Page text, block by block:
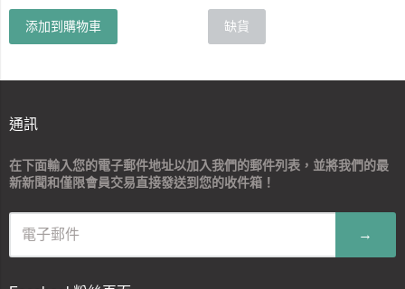
添加到購物車 缺貨
通訊
在下面輸入您的電子郵件地址以加入我們的郵件列表，並將我們的最
新新聞和僅限會員交易直接發送到您的收件箱！
→